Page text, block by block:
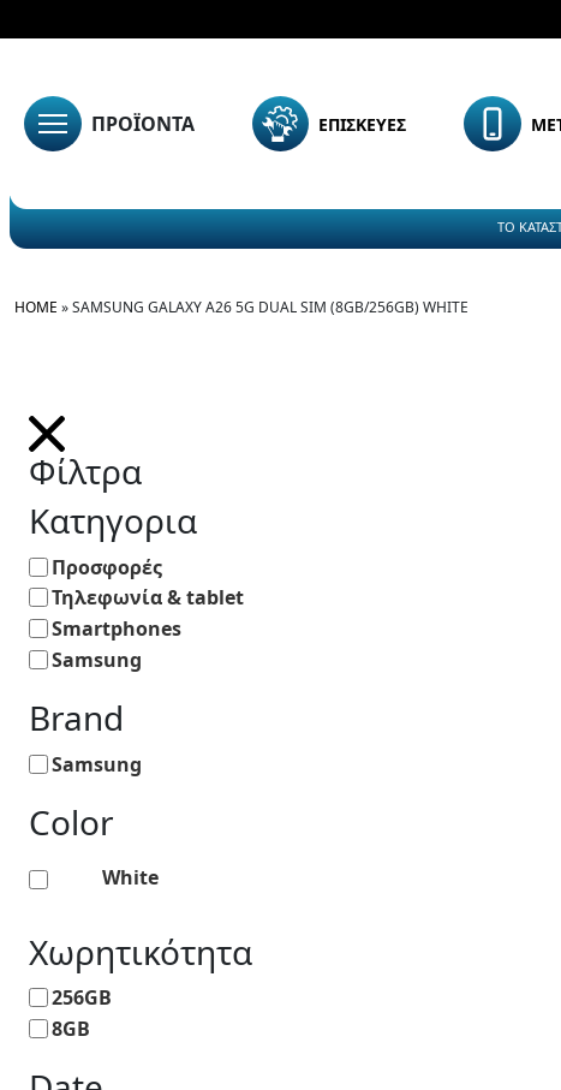
ΠΡΟΪΟΝΤΑ ΕΠΙΣΚΕΥΕΣ
ΤΟ
HOME »SAMSUNG GALAXY A26 5G DUAL SIM (8GB/256GB) WHITE
Φίλτρα
Κατηγορια
Προσφορές
Τηλεφωνία & tablet
Smartphones
Samsung
Brand
Samsung
Color
White
Χωρητικότητα
256GB
8GB